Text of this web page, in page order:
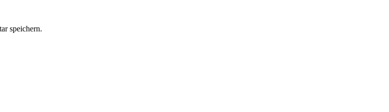
speichern.